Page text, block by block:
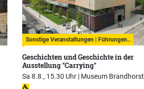
Sonstige Veranstaltungen | Führungen..
Geschichten und Geschichte in der
Ausstellung "Carrying"
Sa 8.8., 15.30 Uhr | Museum Brandhorst